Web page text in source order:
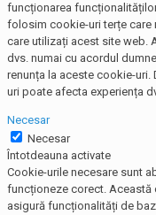
funcționarea
folosim cookie-uri terțe care
care utilizați acest site web.
dvs. numai cu acordul
renunța la aceste cookie-uri.
uri poate afecta experiența
Necesar
Necesar
Întotdeauna activate
Cookie-urile necesare sunt
funcționeze corect. Această
asigură funcționalități de